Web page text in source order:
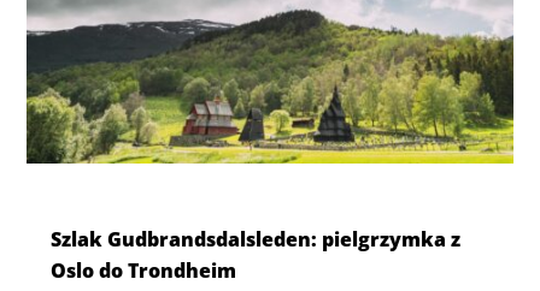
Szlak Gudbrandsdalsleden: pielgrzymka z
Oslo do Trondheim